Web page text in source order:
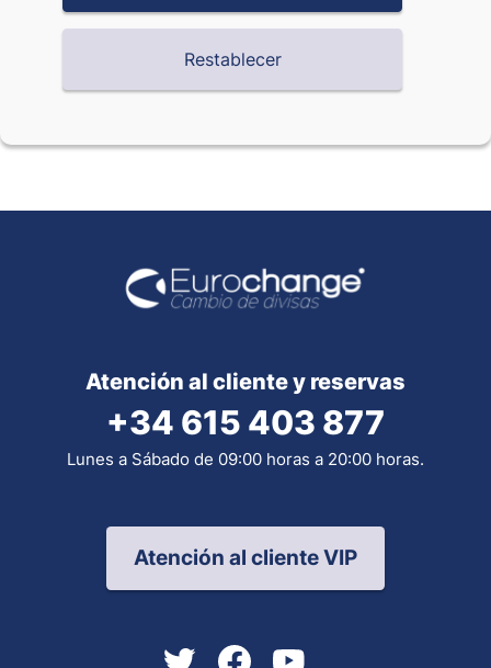
Atención al cliente y reservas
+34 615 403 877
Lunes a Sábado de 09:00 horas a 20:00 horas.
Atención al cliente VIP